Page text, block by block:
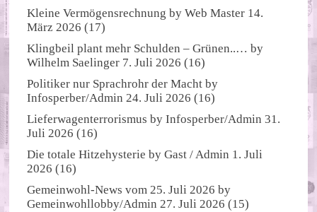
Kleine Vermögensrechnung byWeb Master 14.
März 2026 (17)
Klingbeil plant mehr Schulden – Grünen..… by
Wilhelm Saelinger 7. Juli 2026 (16)
Politiker nur Sprachrohr der Macht by
Infosperber/Admin 24. Juli 2026 (16)
Lieferwagenterrorismus byInfosperber/Admin 31.
Juli 2026 (16)
Die totale Hitzehysterie byGast / Admin 1. Juli
2026 (16)
Gemeinwohl-News vom 25. Juli 2026 by
Gemeinwohllobby/Admin 27. Juli 2026 (15)